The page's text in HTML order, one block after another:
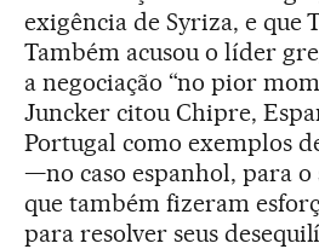
exigência de Syriza, e que
Também acusou o líder
a negociação “no pior
Juncker citou Chipre,
Portugal como exemplos
—no caso espanhol, para
que também fizeram
para resolver seus